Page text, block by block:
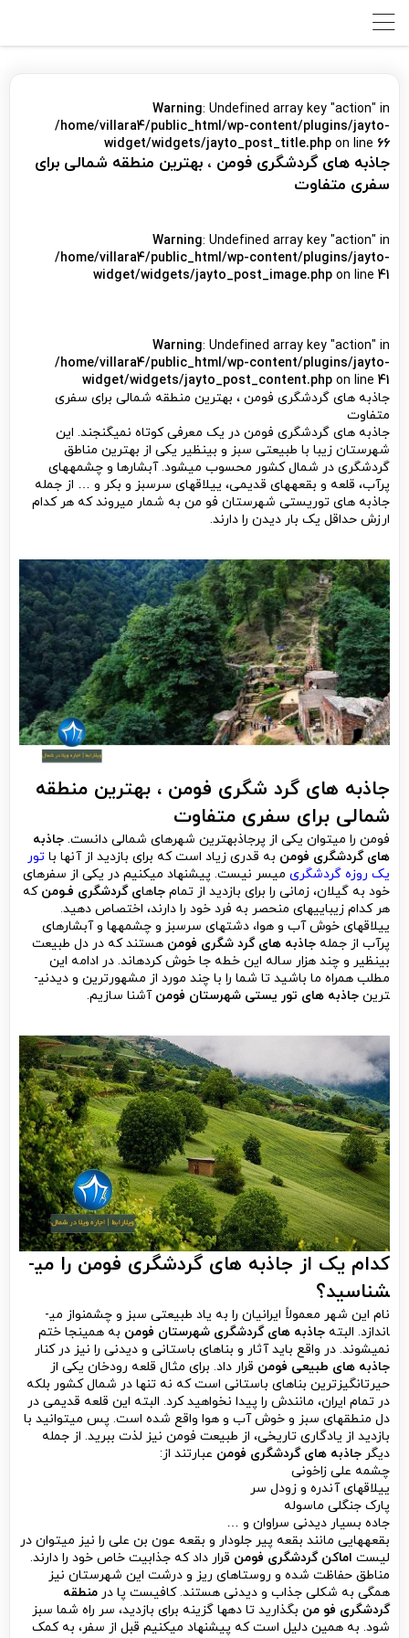
Warning: Undefined array key "action" in
/home/villara4/public_html/wp-content/plugins/jayto-
widget/widgets/jayto_post_title.php on line 66
جاذبه های گردشگری فومن ، بهترین منطقه شمالی برای
سفری متفاوت
Warning: Undefined array key "action" in
/home/villara4/public_html/wp-content/plugins/jayto-
widget/widgets/jayto_post_image.php on line 41
Warning: Undefined array key "action" in
/home/villara4/public_html/wp-content/plugins/jayto-
widget/widgets/jayto_post_content.php on line 41
جاذبه های گردشگری فومن ، بهترین منطقه شمالی برای سفری
متفاوت
جاذبه های گردشگری فومن در یک معرفی کوتاه نمی­گنجند. این
شهرستان زیبا با طبیعتی سبز و بی­نظیر یکی از بهترین مناطق
گردشگری در شمال کشور محسوب می­شود. آبشارها و چشمه­های
پرآب، قلعه و بقعه­های قدیمی، ییلاق­های سرسبز و بکر و … از جمله
جاذبه های توریستی شهرستان فو من به شمار می­روند که هر کدام
ارزش حداقل یک بار دیدن را دارند.
جاذبه های گرد شگری فومن ، بهترین منطقه
شمالی برای سفری متفاوت
فومن را می­توان یکی از پرجاذبه­ترین شهرهای شمالی دانست. جاذبه
های گردشگری فومن به قدری زیاد است که برای بازدید از آن­ها با تور
یک روزه گردشگری میسر نیست. پیشنهاد می­کنیم در یکی از سفرهای
خود به گیلان، زمانی را برای بازدید از تمام جاهای گردشگری فـومن که
هر کدام زیبایی­های منحصر به فرد خود را دارند، اختصاص دهید.
ییلاق­های خوش آب و هوا، دشت­های سرسبز و چشمه­ها و آبشارهای
پرآب از جمله جاذبه های گرد شگری فومن هستند که در دل طبیعت
بی­نظیر و چند هزار ساله این خطه جا خوش کرده­اند. در ادامه این
مطلب همراه ما باشید تا شما را با چند مورد از مشهورترین و دیدنی­
ترین جاذبه های تور یستی شهرستان فومن آشنا سازیم.
کدام یک از جاذبه های گردشگری فومن را می­
شناسید؟
نام این شهر معمولاً ایرانیان را به یاد طبیعتی سبز و چشم­نواز می­
اندازد. البته جاذبه های گردشگری شهرستان فومن به همینجا ختم
نمی­شوند. در واقع باید آثار و بناهای باستانی و دیدنی را نیز در کنار
جاذبه های طبیعی فومن قرار داد. برای مثال قلعه رودخان یکی از
حیرت­انگیزترین بناهای باستانی است که نه تنها در شمال کشور بلکه
در تمام ایران، مانندش را پیدا نخواهید کرد. البته این قلعه قدیمی در
دل منطقه­ای سبز و خوش آب و هوا واقع شده است. پس می­توانید با
بازدید از یادگاری تاریخی، از طبیعت فومن نیز لذت ببرید. از جمله
دیگر جاذبه های گردشگری فومن عبارتند از:
چشمه علی زاخونی
ییلاق­های آندره و زودل سر
پارک جنگلی ماسوله
جاده بسیار دیدنی سراوان و …
بقعه­هایی مانند بقعه پیر جلودار و بقعه عون بن علی را نیز می­توان در
لیست اماکن گردشگری فومن قرار داد که جذابیت خاص خود را دارند.
مناطق حفاظت شده و روستاهای ریز و درشت این شهرستان نیز
همگی به شکلی جذاب و دیدنی هستند. کافیست پا در منطقه
گردشگری فو من بگذارید تا ده­ها گزینه برای بازدید، سر راه شما سبز
شود. به همین دلیل است که پیشنهاد می­کنیم قبل از سفر، به کمک